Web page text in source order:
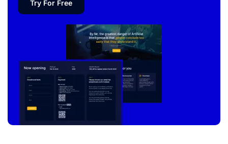
Try For Free